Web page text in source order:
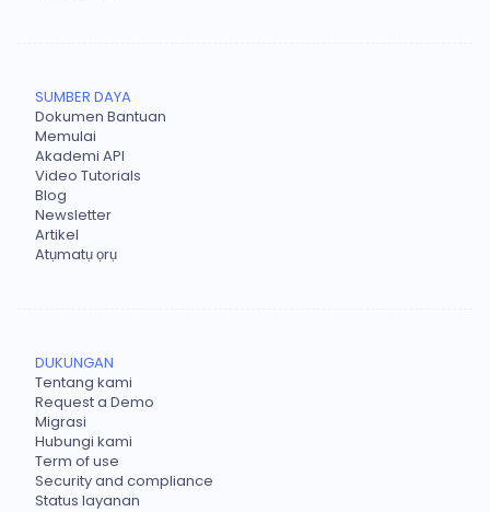
SUMBER DAYA
Dokumen Bantuan
Memulai
Akademi API
Video Tutorials
Blog
Newsletter
Artikel
Atụmatụ ọrụ
DUKUNGAN
Tentang kami
Request a Demo
Migrasi
Hubungi kami
Term of use
Security and compliance
Status layanan